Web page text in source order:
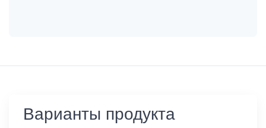
Варианты продукта